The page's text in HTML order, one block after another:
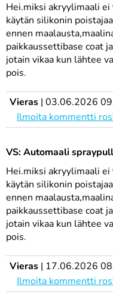
Hei.miksi akryylimaali
käytän silikonin
ennen
paikkaussettibase coat
jotain vikaa kun lähtee
pois.
Vieras | 03.06.2026
Ilmoita kommentti
VS: Automaali
Hei.miksi akryylimaali
käytän silikonin
ennen
paikkaussettibase coat
jotain vikaa kun lähtee
pois.
Vieras | 17.06.2026
Ilmoita kommentti